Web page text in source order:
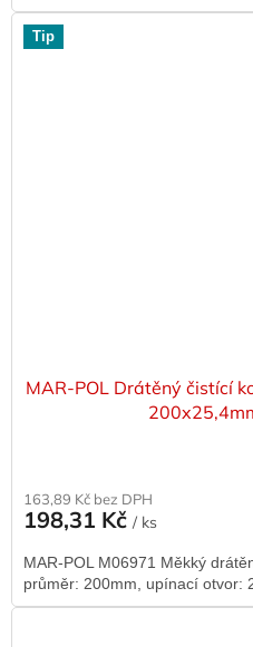
Tip
MAR-POL Drátěný čistící
163,89 Kč bez DPH
198,31 Kč / ks
MAR-POL M06971 Měkký
průměr: 200mm, upínací otvor: